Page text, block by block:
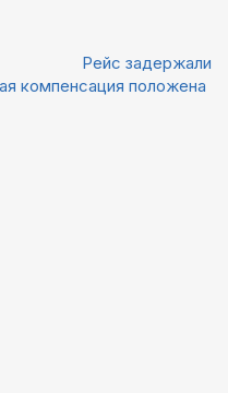
Рейс задержали
компенсация положена